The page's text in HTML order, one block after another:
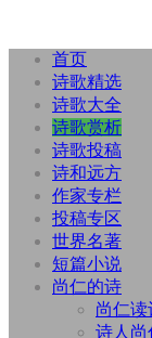
首页
诗歌精选
诗歌大全
诗歌赏析
诗歌投稿
诗和远方
作家专栏
投稿专区
世界名著
短篇小说
尚仁的诗
尚仁读
诗人尚